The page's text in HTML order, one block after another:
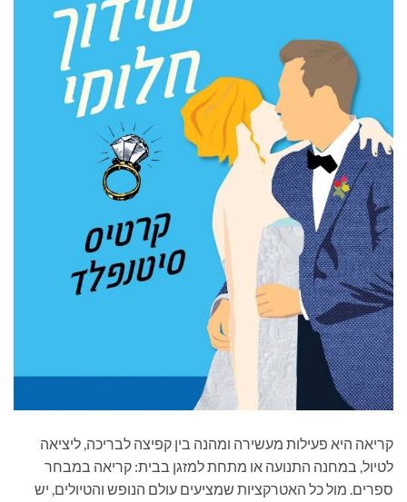
קריאה היא פעילות מעשירה ומהנה בין קפיצה לבריכה, ליציאה
לטיול, במחנה התנועה או מתחת למזגן בבית: קריאה במבחר
ספרים. מול כל האטרקציות שמציעים עולם הנופש והטיולים, יש